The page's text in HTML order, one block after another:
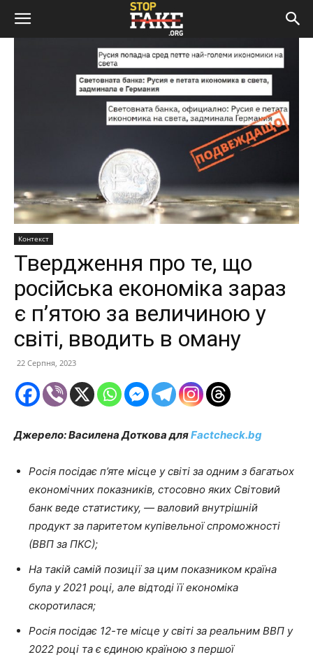
Контекст
Твердження про те, що
російська економіка зараз
є п’ятою за величиною у
світі, вводить в оману
22 Серпня, 2023
Джерело: Василена Доткова дляFactcheck.bg
Росія посідає п’яте місце у світі за одним з багатьох
економічних показників, стосовно яких Світовий
банк веде статистику, — валовий внутрішній
продукт за паритетом купівельної спроможності
(ВВП за ПКС);
На такій самій позиції за цим показником країна
була у 2021 році, але відтоді її економіка
скоротилася;
Росія посідає 12-те місце у світі за реальним ВВП у
2022 році та є єдиною країною з першої